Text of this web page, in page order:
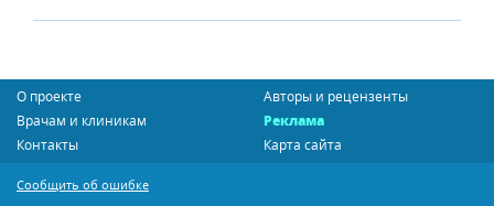
О проекте
Авторы и рецензенты
Врачам и клиникам
Реклама
Контакты
Карта сайта
Сообщить об ошибке